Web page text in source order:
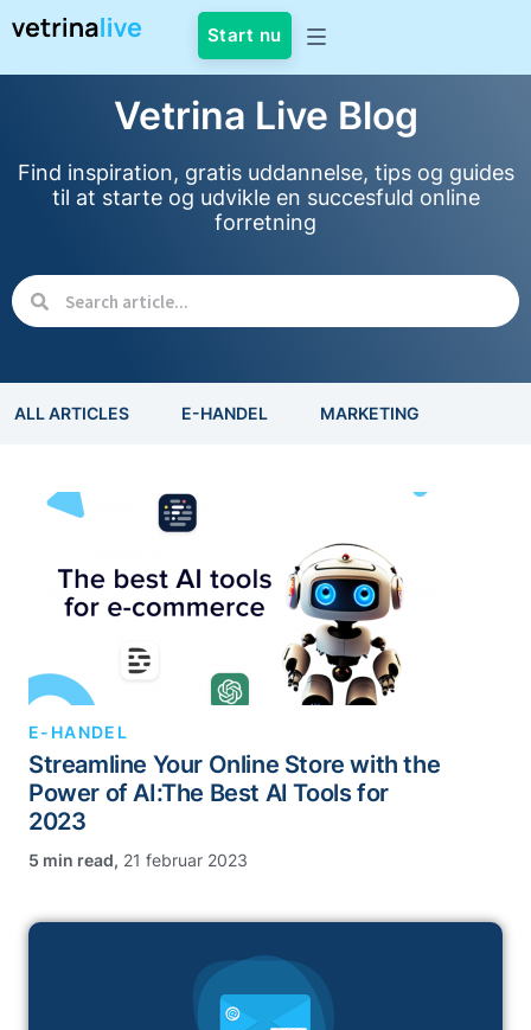
Start nu
Vetrina Live Blog
Find inspiration, gratis uddannelse, tips og guides
til at starte og udvikle en succesfuld online
forretning
ALL ARTICLES E-HANDEL MARKETING
E-HANDEL
Streamline Your Online Store with the
Power of AI:The Best AI Tools for
2023
, 21 februar 2023